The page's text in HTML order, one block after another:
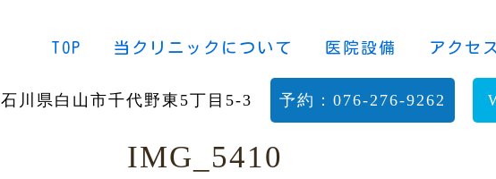
TOP 当クリニックについて 医院設備 アクセス
石川県白山市千代野東5丁目5-3 予約：076-276-9262
IMG_5410